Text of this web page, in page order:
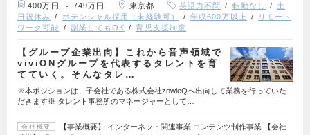
400万円 ～ 749万円 東京都 英語力不問 転勤なし
土
日祝休み
ポテンシャル採用（未経験可） 年収600万以上
リモート
ワーク可能
副業してもOK 育児支援制度
【グループ企業出向】これから音声領域で
viviONグループを代表するタレントを育
てていく。そんなタレ…
※本ポジションは、子会社である株式会社zowieQへ出向して業務を行っていた
だきます※ タレント事務所のマネージャーとして…
会社概要
【事業概要】 インターネット関連事業 コンテンツ制作事業 【会社